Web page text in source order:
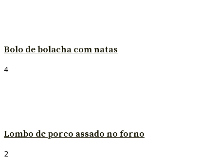
Bolo de bolacha com natas
4
Lombo de porco assado no forno
2